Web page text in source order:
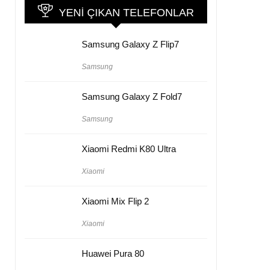
YENI ÇIKAN TELEFONLAR
Samsung Galaxy Z Flip7
Samsung
Samsung Galaxy Z Fold7
Samsung
Xiaomi Redmi K80 Ultra
Xiaomi
Xiaomi Mix Flip 2
Xiaomi
Huawei Pura 80